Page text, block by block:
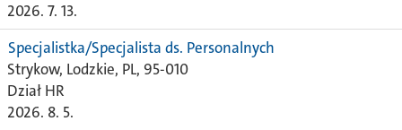
2026. 7. 13.
Specjalistka/Specjalista ds. Personalnych
Strykow, Lodzkie, PL, 95-010
Dział HR
2026. 8. 5.